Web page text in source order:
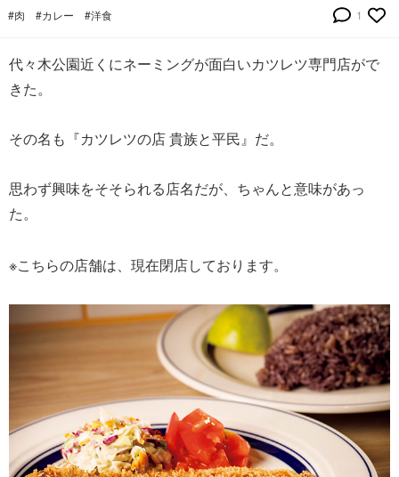
#肉 #カレー #洋食 1
代々木公園近くにネーミングが面白いカツレツ専門店がで
きた。
その名も『カツレツの店 貴族と平民』だ。
思わず興味をそそられる店名だが、ちゃんと意味があっ
た。
※こちらの店舗は、現在閉店しております。